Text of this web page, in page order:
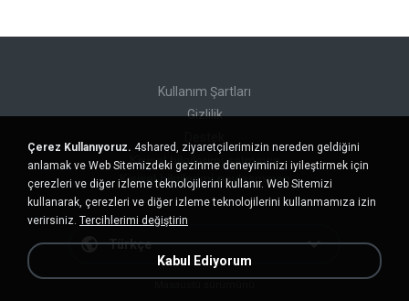
Kullanım Şartları
Gizlilik
Kişisel bilgilerimi satmayın
Kişisel bilgilerimi paylaşmayın
Türkçe
Çerez Kullanıyoruz. 4shared, ziyaretçilerimizin nereden geldiğini
anlamak ve Web Sitemizdeki gezinme deneyiminizi iyileştirmek için
çerezleri ve diğer izleme teknolojilerini kullanır. Web Sitemizi
kullanarak, çerezleri ve diğer izleme teknolojilerini kullanmamıza izin
verirsiniz. Tercihlerimi değiştirin
Kabul Ediyorum